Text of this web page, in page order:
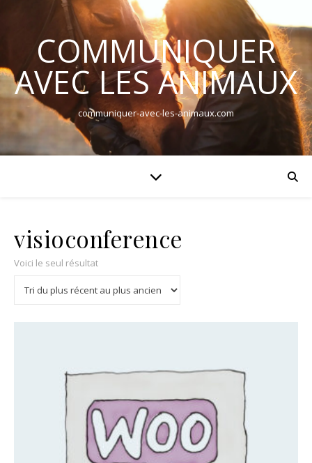
COMMUNIQUER
AVEC LES ANIMAUX
communiquer-avec-les-animaux.com
visioconference
Voici le seul résultat